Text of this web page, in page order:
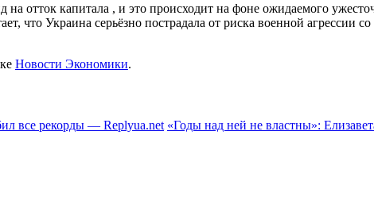
отток капитала , и это происходит на фоне ожидаемого
что Украина серьёзно пострадала от риска военной агрессии
Новости Экономики.
все рекорды — Replyua.net «Годы над ней не властны»: